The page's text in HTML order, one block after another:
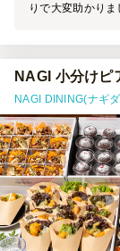
りで大変助かり
NAGI 小分けピ
NAGI DINING(ナギ